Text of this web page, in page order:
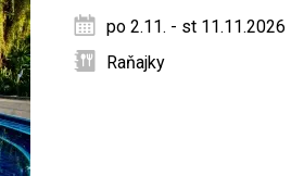
po 2.11. - st 11.11.2026
Raňajky